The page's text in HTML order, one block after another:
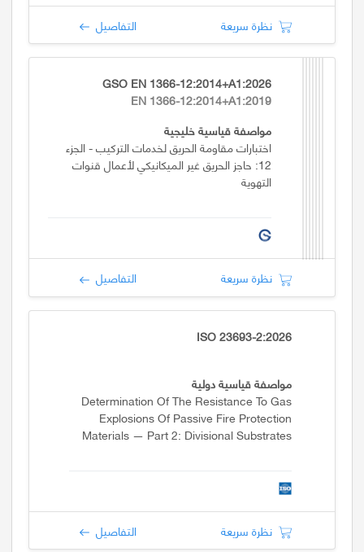
نظرة سريعة التفاصيل
GSO EN 1366-12:2014+A1:2026
EN 1366-12:2014+A1:2019
مواصفة قياسية خليجية
اختبارات مقاومة الحريق لخدمات التركيب - الجزء
12: حاجز الحريق غير الميكانيكي لأعمال قنوات
التهوية
نظرة سريعة التفاصيل
ISO 23693-2:2026
مواصفة قياسية دولية
Determination Of The Resistance To Gas
Explosions Of Passive Fire Protection
Materials — Part 2: Divisional Substrates
نظرة سريعة التفاصيل